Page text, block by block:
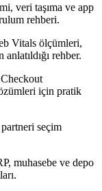
veri taşıma ve app
rehberi.
Vitals ölçümleri,
anlatıldığı rehber.
Checkout
için pratik
seçim
muhasebe ve depo